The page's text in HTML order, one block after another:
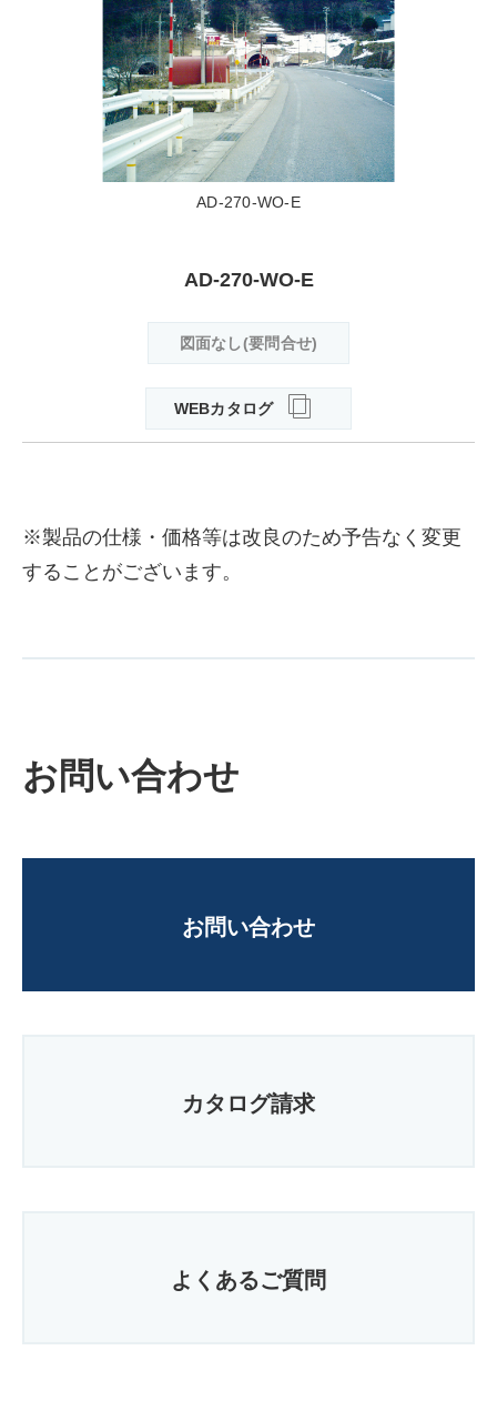
AD-270-WO-E
AD-270-WO-E
図面なし(要問合せ)
WEBカタログ
※製品の仕様・価格等は改良のため予告なく変更
することがございます。
お問い合わせ
お問い合わせ
カタログ請求
よくあるご質問